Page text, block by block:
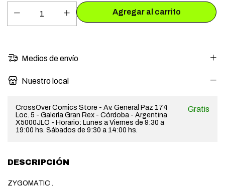
Medios de envío
Nuestro local
CrossOver Comics Store - Av. General Paz 174
Loc. 5 - Galería Gran Rex - Córdoba - Argentina
X5000JLO - Horario: Lunes a Viernes de 9:30 a
19:00 hs. Sábados de 9:30 a 14:00 hs.
Gratis
DESCRIPCIÓN
ZYGOMATIC .